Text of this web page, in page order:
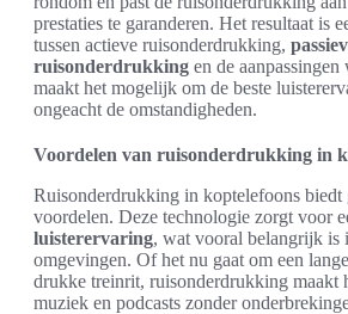
prestaties te garanderen. Het resultaat is
tussen actieve ruisonderdrukking,
ruisonderdrukking en de
maakt het mogelijk om de beste
ongeacht de omstandigheden.
Voordelen van ruisonderdrukking in
Ruisonderdrukking in koptelefoons biedt
voordelen. Deze technologie zorgt voor
luisterervaring, wat vooral belangrijk is
omgevingen. Of het nu gaat om een
drukke treinrit, ruisonderdrukking maakt
muziek en podcasts zonder